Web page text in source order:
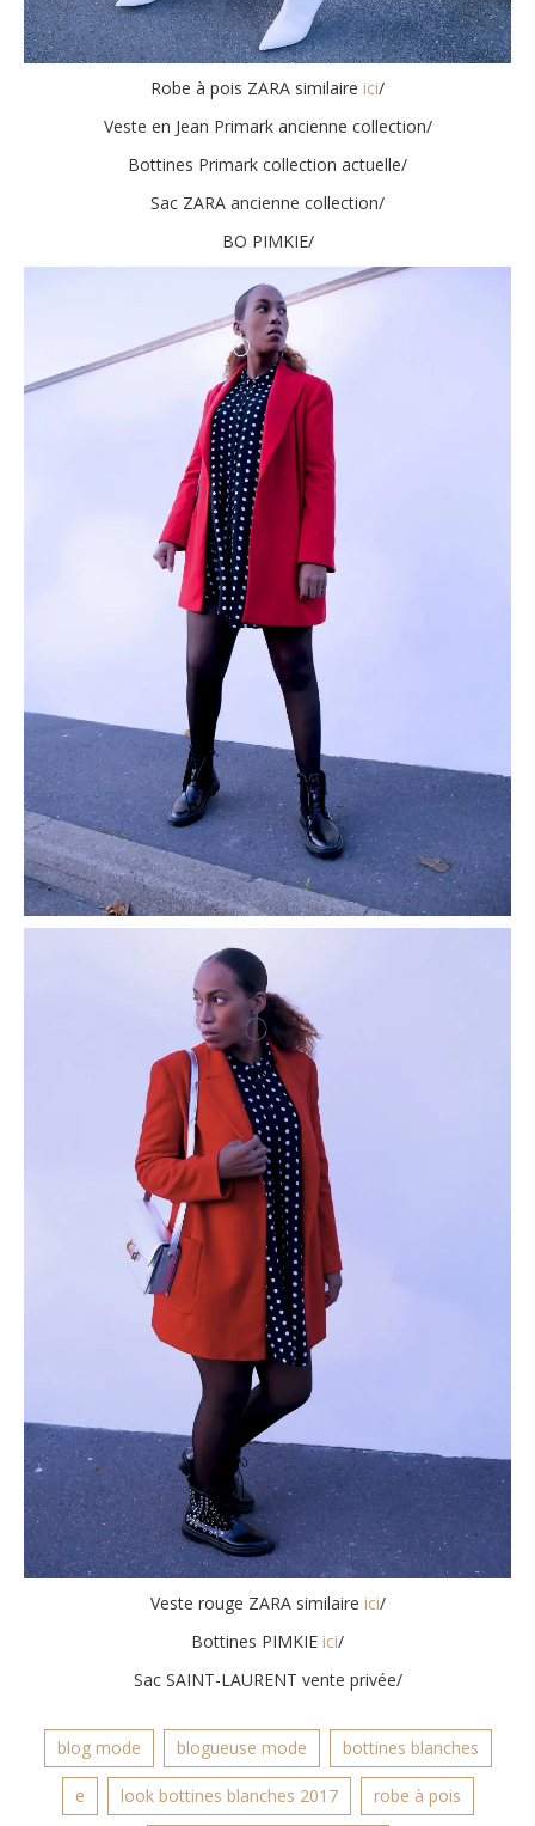
Robe à pois ZARA similaire ici/
Veste en Jean Primark ancienne collection/
Bottines Primark collection actuelle/
Sac ZARA ancienne collection/
BO PIMKIE/
Veste rouge ZARA similaire ici/
Bottines PIMKIE ici/
Sac SAINT-LAURENT vente privée/
blog mode blogueuse mode bottines blanches
e look bottines blanches 2017 robe à pois